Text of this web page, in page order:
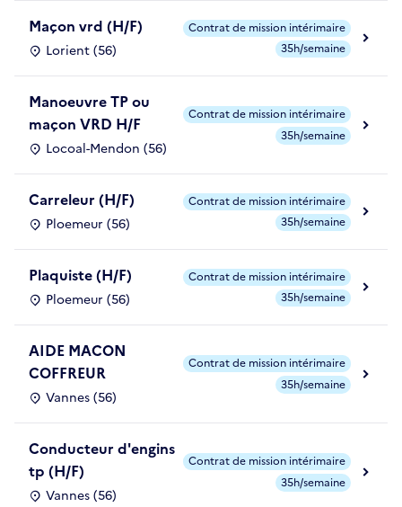
Maçon vrd (H/F)
Lorient (56)
Contrat de mission intérimaire
35h/semaine
Manoeuvre TP ou
maçon VRD H/F
Locoal-Mendon (56)
Contrat de mission intérimaire
35h/semaine
Carreleur (H/F)
Ploemeur (56)
Contrat de mission intérimaire
35h/semaine
Plaquiste (H/F)
Ploemeur (56)
Contrat de mission intérimaire
35h/semaine
AIDE MACON
COFFREUR
Vannes (56)
Contrat de mission intérimaire
35h/semaine
Conducteur d'engins
tp (H/F)
Vannes (56)
Contrat de mission intérimaire
35h/semaine